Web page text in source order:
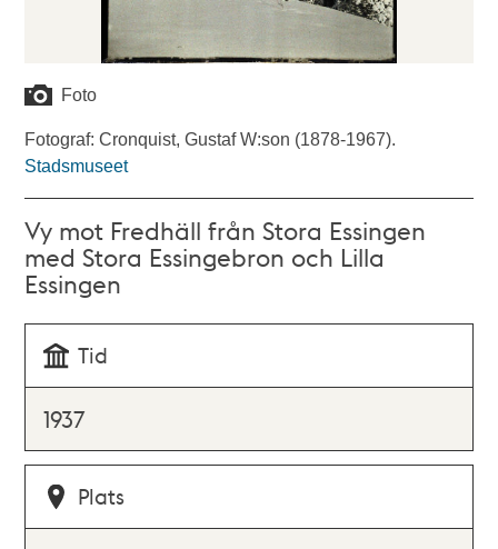
Foto
Fotograf: Cronquist, Gustaf W:son (1878-1967).
Stadsmuseet
Vy mot Fredhäll från Stora Essingen
med Stora Essingebron och Lilla
Essingen
Tid
1937
Plats